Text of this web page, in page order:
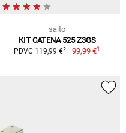
saito
KIT CATENA 525 Z3GS
PDVC 119,99 €2 99,99 €1